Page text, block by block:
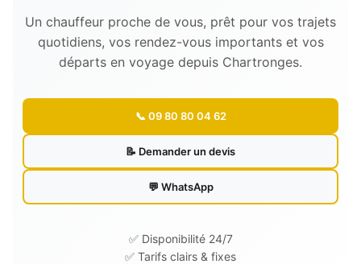
Un chauffeur proche de vous, prêt pour vos trajets
quotidiens, vos rendez-vous importants et vos
départs en voyage depuis Chartronges.
📞 09 80 80 04 62
📝 Demander un devis
💬 WhatsApp
✅ Disponibilité 24/7
✅ Tarifs clairs & fixes